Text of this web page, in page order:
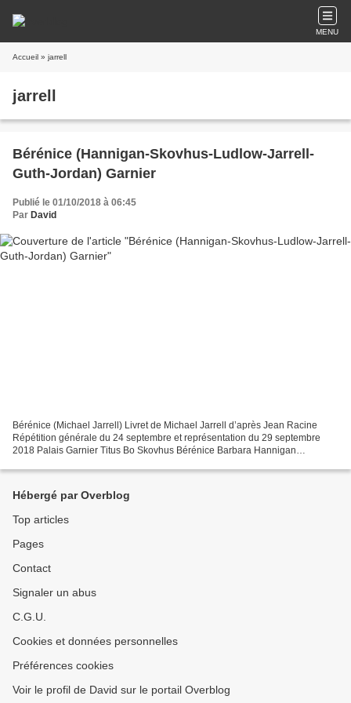
MENU
Accueil » jarrell
jarrell
Bérénice (Hannigan-Skovhus-Ludlow-Jarrell-
Guth-Jordan) Garnier
Publié le 01/10/2018 à 06:45
Par David
Bérénice (Michael Jarrell) Livret de Michael Jarrell d’après Jean Racine
Répétition générale du 24 septembre et représentation du 29 septembre
2018 Palais Garnier Titus Bo Skovhus Bérénice Barbara Hannigan
Hébergé par Overblog
Top articles
Pages
Contact
Signaler un abus
C.G.U.
Cookies et données personnelles
Préférences cookies
Voir le profil de David sur le portail Overblog